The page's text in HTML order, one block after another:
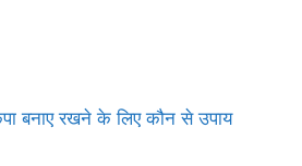
बनाए रखने के लिए कौन से उपाय